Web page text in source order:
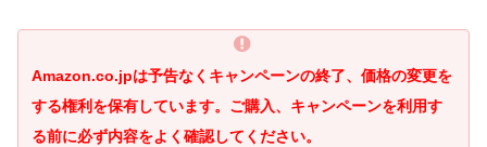
Amazon.co.jpは予告なくキャンペーンの終了、価格の変更を
する権利を保有しています。ご購入、キャンペーンを利用す
る前に必ず内容をよく確認してください。